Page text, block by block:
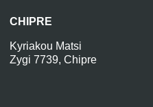
CHIPRE
Kyriakou Matsi
Zygi 7739, Chipre